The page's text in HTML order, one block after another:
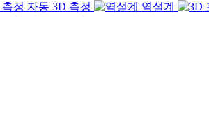
자동 3D 측정 역설계